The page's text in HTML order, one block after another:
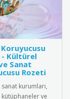
- Kültürel
Sanat
Rozeti
kurumları,
ve